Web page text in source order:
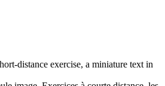
distance exercise, a miniature text in